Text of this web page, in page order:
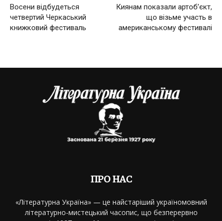
Восени відбудеться
четвертий Черкаський
книжковий фестиваль
Киянам показали артоб’єкт,
що візьме участь в
американському фестивалі
ПРО НАС
«Літературна Україна» — це найстаріший україномовний
літературно-мистецький часопис, що безперервно